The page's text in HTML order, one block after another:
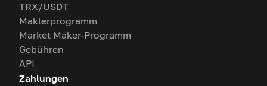
TRX/USDT
Maklerprogramm
Market Maker-Programm
Gebühren
API
Zahlungen